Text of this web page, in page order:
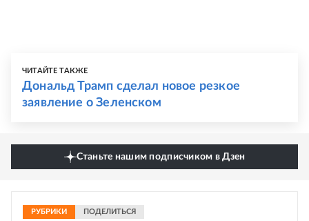
ЧИТАЙТЕ ТАКЖЕ
Дональд Трамп сделал новое резкое
заявление о Зеленском
Станьте нашим подписчиком в Дзен
РУБРИКИ ПОДЕЛИТЬСЯ